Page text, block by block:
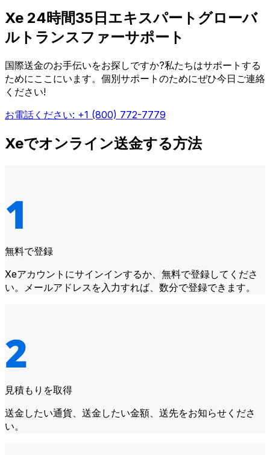
Xe 24時間35日エキスパートグローバ
ルトランスファーサポート
国際送金のお手伝いをお探しですか?私たちはサポートする
ためにここにいます。個別サポートのためにぜひ今日ご連絡
ください!
お電話ください: +1 (800) 772-7779
Xeでオンライン送金する方法
無料で登録
Xeアカウントにサインインするか、無料で登録してくださ
い。メールアドレスを入力すれば、数分で登録できます。
見積もりを取得
送金したい通貨、送金したい金額、送先をお知らせくださ
い。